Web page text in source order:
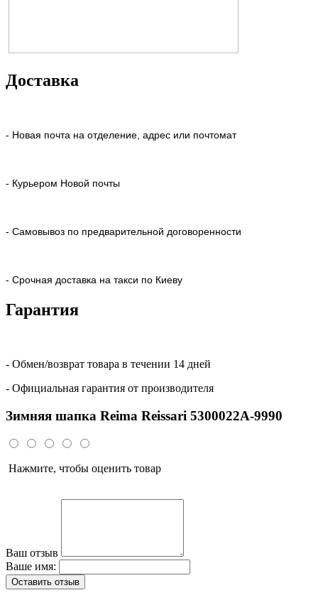
Доставка
- Новая почта на отделение, адрес или почтомат
- Курьером Новой почты
- Самовывоз по предварительной договоренности
- Срочная доставка на такси по Киеву
Гарантия
- Обмен/возврат товара в течении 14 дней
- Официальная гарантия от производителя
Зимняя шапка Reima Reissari 5300022A-9990
Нажмите, чтобы оценить товар
Ваш отзыв
Ваше имя:
Оставить отзыв